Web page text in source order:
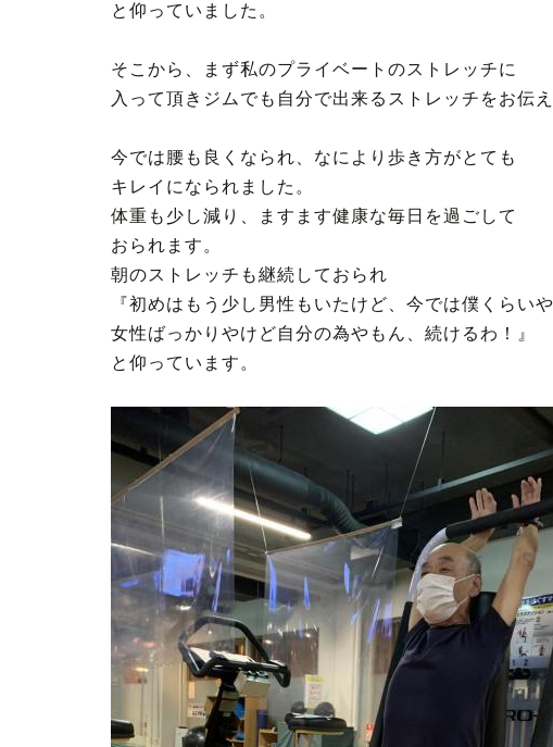
と仰っていました。
そこから、まず私のプライベートのストレッチに
入って頂きジムでも自分で出来るストレッチをお伝え
今では腰も良くなられ、なにより歩き方がとても
キレイになられました。
体重も少し減り、ますます健康な毎日を過ごして
おられます。
朝のストレッチも継続しておられ
『初めはもう少し男性もいたけど、今では僕くらいや
女性ばっかりやけど自分の為やもん、続けるわ！』
と仰っています。